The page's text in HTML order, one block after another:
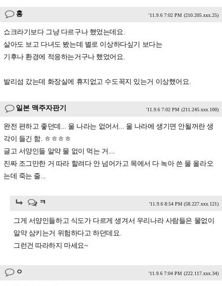
홍 '11.9.6 7:02 PM (210.205.xxx.25)
쇼크라기보다 그냥 다르구나 했었는데요.
살아도 보고 다녀도 봤는데 별로 이상하다싶기 보다는
기후나 환경에 적응하는거구나 했었어요.
발리섬 갔는데 화장실에 휴지없고 수도꼭지 있는거 이상했어요.
일본 맥주자판기 '11.9.6 7:02 PM (211.245.xxx.100)
완전 편하고 좋던데... 울 나라는 없어서... 울 나라에 생기면 안될꺼란 생
각이 들긴 함. ㅎㅎㅎㅎ
글고 서양인들 알약 물 없이 먹는 거....
진짜 조그만한 거 따라 할려다 안 넘어가고 목에서 다 녹아 쓴 물 올라오
는데 죽는 줄...
ㅋ '11.9.6 8:54 PM (58.227.xxx.121)
그게 서양인들하고 식도가 다르게 생겨서 우리나라 사람들은 물없이
알약 삼키는거 위험하다고 하던데요.
그런건 따라하지 마세요~
ㅇ '11.9.6 7:04 PM (222.117.xxx.34)